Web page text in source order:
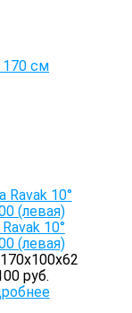
170 см
10°
(левая)
руб.